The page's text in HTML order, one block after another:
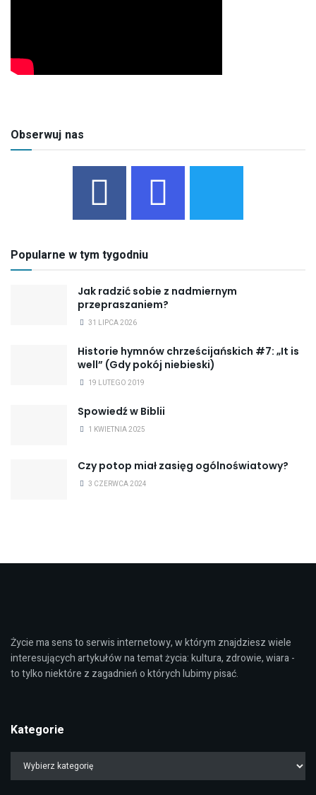
Obserwuj nas
Popularne w tym tygodniu
Jak radzić sobie z nadmiernym
przepraszaniem?
31 LIPCA 2026
Historie hymnów chrześcijańskich #7: „It is
well” (Gdy pokój niebieski)
19 LUTEGO 2019
Spowiedź w Biblii
1 KWIETNIA 2025
Czy potop miał zasięg ogólnoświatowy?
3 CZERWCA 2024
Życie ma sens to serwis internetowy, w którym znajdziesz wiele
interesujących artykułów na temat życia: kultura, zdrowie, wiara -
to tylko niektóre z zagadnień o których lubimy pisać.
Kategorie